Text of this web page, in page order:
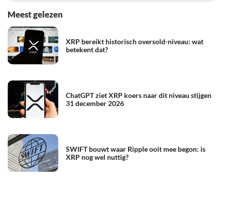
Meest gelezen
XRP bereikt historisch oversold-niveau: wat
betekent dat?
ChatGPT ziet XRP koers naar dit niveau stijgen
31 december 2026
SWIFT bouwt waar Ripple ooit mee begon: is
XRP nog wel nuttig?